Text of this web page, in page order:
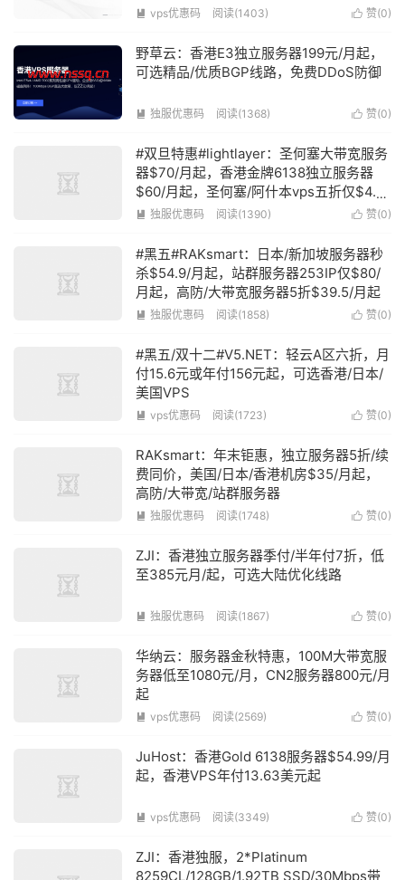
 赞(0)
 vps优惠码 阅读(1403)
野草云：香港E3独立服务器199元/月起，
可选精品/优质BGP线路，免费DDoS防御
 赞(0)
 独服优惠码 阅读(1368)
#双旦特惠#lightlayer：圣何塞大带宽服务
器$70/月起，香港金牌6138独立服务器
$60/月起，圣何塞/阿什本vps五折仅$4.9/
月起
 赞(0)
 独服优惠码 阅读(1390)
#黑五#RAKsmart：日本/新加坡服务器秒
杀$54.9/月起，站群服务器253IP仅$80/
月起，高防/大带宽服务器5折$39.5/月起
 赞(0)
 独服优惠码 阅读(1858)
#黑五/双十二#V5.NET：轻云A区六折，月
付15.6元或年付156元起，可选香港/日本/
美国VPS
 赞(0)
 vps优惠码 阅读(1723)
RAKsmart：年末钜惠，独立服务器5折/续
费同价，美国/日本/香港机房$35/月起，
高防/大带宽/站群服务器
 赞(0)
 独服优惠码 阅读(1748)
ZJI：香港独立服务器季付/半年付7折，低
至385元月/起，可选大陆优化线路
 赞(0)
 独服优惠码 阅读(1867)
华纳云：服务器金秋特惠，100M大带宽服
务器低至1080元/月，CN2服务器800元/月
起
 赞(0)
 vps优惠码 阅读(2569)
JuHost：香港Gold 6138服务器$54.99/月
起，香港VPS年付13.63美元起
 赞(0)
 vps优惠码 阅读(3349)
ZJI：香港独服，2*Platinum
8259CL/128GB/1.92TB SSD/30Mbps带